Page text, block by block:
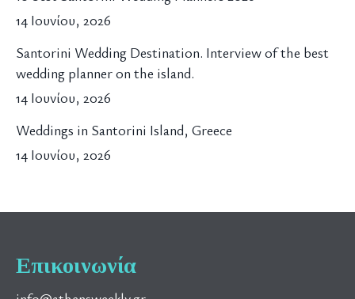
14 Ιουνίου, 2026
Santorini Wedding Destination. Interview of the best
wedding planner on the island.
14 Ιουνίου, 2026
Weddings in Santorini Island, Greece
14 Ιουνίου, 2026
Επικοινωνία